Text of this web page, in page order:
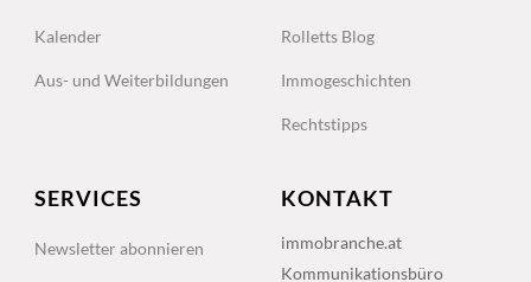
Kalender
Aus- und Weiterbildungen
Rolletts Blog
Immogeschichten
Rechtstipps
SERVICES
Newsletter abonnieren
KONTAKT
immobranche.at
Kommunikationsbüro